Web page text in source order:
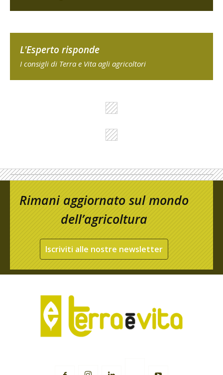
L'Esperto risponde
I consigli di Terra e Vita agli agricoltori
Rimani aggiornato sul mondo
dell’agricoltura
Iscriviti alle nostre newsletter